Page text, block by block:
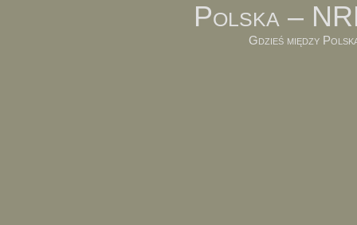
Polska –
Gdzieś między